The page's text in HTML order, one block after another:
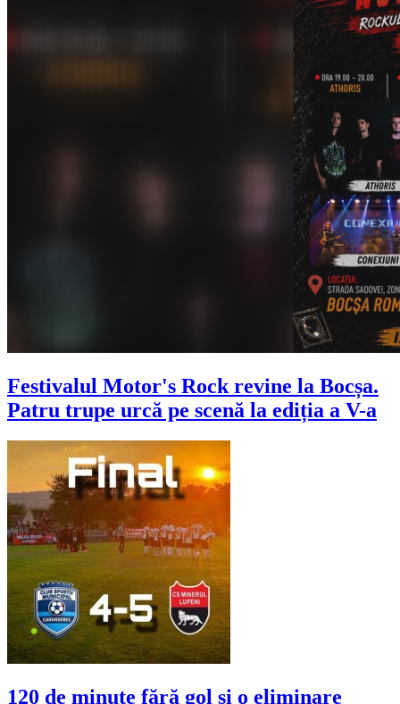
Festivalul Motor's Rock revine la Bocșa.
Patru trupe urcă pe scenă la ediția a V-a
120 de minute fără gol și o eliminare